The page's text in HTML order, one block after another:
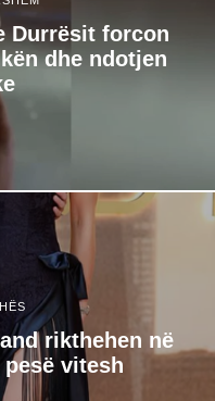
Durrësit forcon
dhe ndotjen
rikthehen në
vitesh